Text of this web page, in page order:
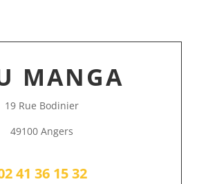
MANGA
19 Rue Bodinier
49100 Angers
41 36 15 32